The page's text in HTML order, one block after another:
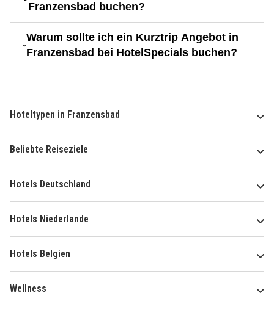
Franzensbad buchen?
Warum sollte ich ein Kurztrip Angebot in
Franzensbad bei HotelSpecials buchen?
Hoteltypen in Franzensbad
Beliebte Reiseziele
Hotels Deutschland
Hotels Niederlande
Hotels Belgien
Wellness